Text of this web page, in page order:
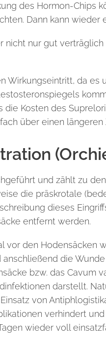
des Hormon-Chips
Dann kann wieder
nicht nur gut
Wirkungseintritt, da es
die Kosten des
über einen
und zählt zu
die präskrotale
dieses
entfernt werden.
vor den Hodensäcken
die
bzw. das Cavum
darstellt.
von
verhindert
wieder voll